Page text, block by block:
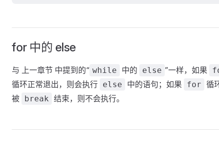
for 中的 else
与 上一章节 中提到的“ while 中的 else ”一样，如果
循环正常退出，则会执行 else 中的语句；如果 for 循
被 break 结束，则不会执行。